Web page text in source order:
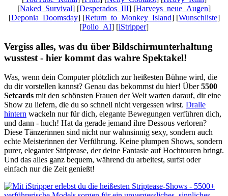
[Naked_Survival] [Desperados_III] [Harveys_neue_Augen]
[Deponia_Doomsday] [Return_to_Monkey_Island] [Wunschliste]
[Pollo_AI] [iStripper]
Vergiss alles, was du über Bildschirmunterhaltung
wusstest - hier kommt das wahre Spektakel!
Was, wenn dein Computer plötzlich zur heißesten Bühne wird, die
du dir vorstellen kannst? Genau das bekommst du hier! Über5500
Setcards mit den schönsten Frauen der Welt warten darauf, dir eine
Show zu liefern, die du so schnell nicht vergessen wirst. Dralle
hintern wackeln nur für dich, elegante Bewegungen verführen dich,
und dann - huch! Hat da gerade jemand ihre Dessous verloren?
Diese Tänzerinnen sind nicht nur wahnsinnig sexy, sondern auch
echte Meisterinnen der Verführung. Keine plumpen Shows, sondern
purer, eleganter Striptease, der deine Fantasie auf Hochtouren bringt.
Und das alles ganz bequem, während du arbeitest, surfst oder
einfach nur die Zeit genießt!